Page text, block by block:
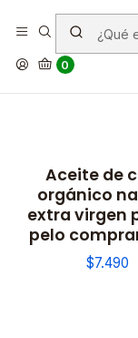
0
Aceite de
orgánico
extra virgen
pelo
$7.490